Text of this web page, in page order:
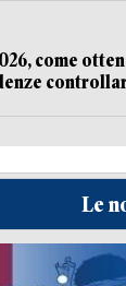
come
Le